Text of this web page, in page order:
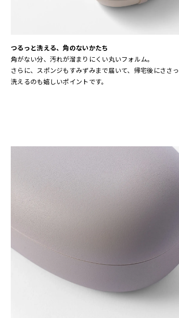
つるっと洗える、角のないかたち
角がない分、汚れが溜まりにくい丸いフォルム。
さらに、スポンジもすみずみまで届いて、帰宅後にささ
洗えるのも嬉しいポイントです。